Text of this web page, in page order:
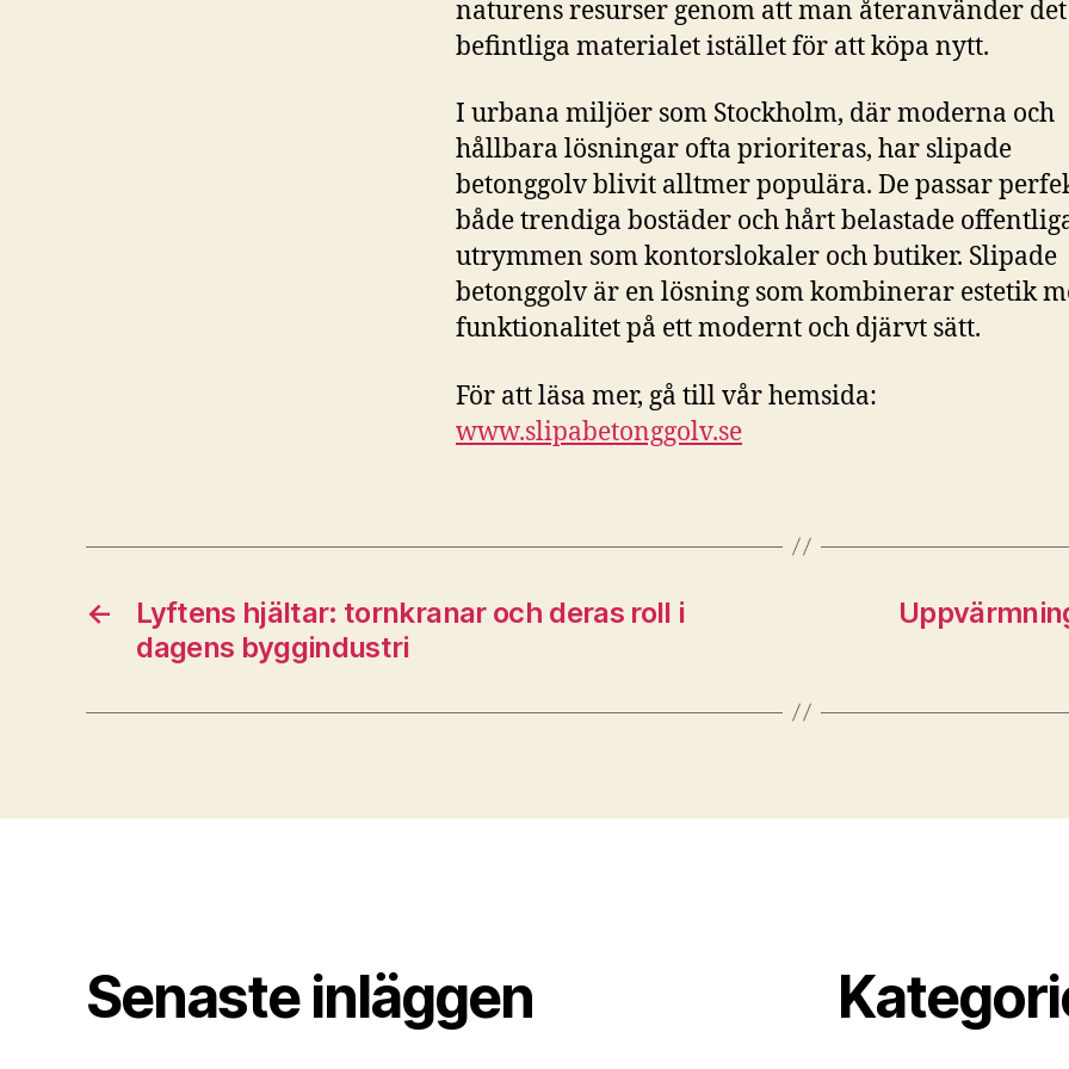
naturens resurser genom att man återanvänder det
befintliga materialet istället för att köpa nytt.
I urbana miljöer som Stockholm, där moderna och
hållbara lösningar ofta prioriteras, har slipade
betonggolv blivit alltmer populära. De passar
både trendiga bostäder och hårt belastade
utrymmen som kontorslokaler och butiker. Slipade
betonggolv är en lösning som kombinerar estetik
funktionalitet på ett modernt och djärvt sätt.
För att läsa mer, gå till vår hemsida:
www.slipabetonggolv.se
←
Lyftens hjältar: tornkranar och deras roll i
dagens byggindustri
Senaste inläggen